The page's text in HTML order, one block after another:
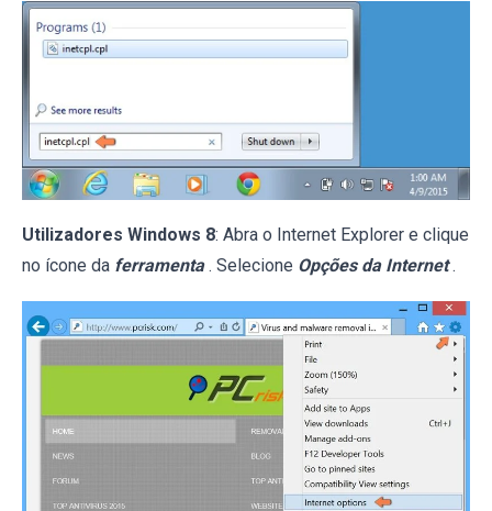
Utilizadores Windows 8: Abra o Internet Explorer e clique
no ícone da ferramenta . Selecione Opções da Internet .